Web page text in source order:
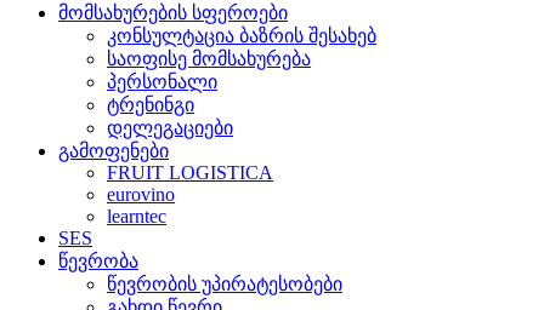
მომსახურების სფეროები
კონსულტაცია ბაზრის შესახებ
საოფისე მომსახურება
პერსონალი
ტრენინგი
დელეგაციები
გამოფენები
FRUIT LOGISTICA
eurovino
learntec
SES
წევრობა
წევრობის უპირატესობები